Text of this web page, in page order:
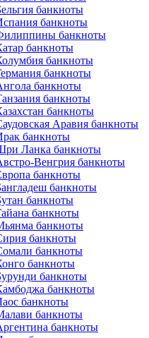
банкноты
банкноты
банкноты
банкноты
банкноты
банкноты
банкноты
банкноты
банкноты
Аравия банкноты
банкноты
Ланка банкноты
Венгрия банкноты
банкноты
банкноты
банкноты
банкноты
банкноты
банкноты
банкноты
банкноты
банкноты
банкноты
банкноты
банкноты
банкноты